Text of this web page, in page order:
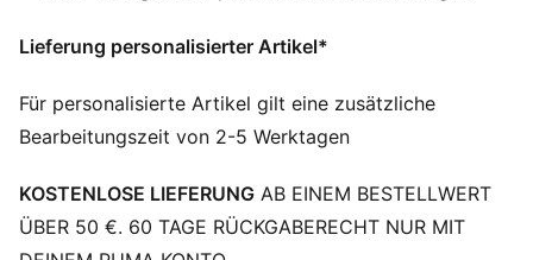
Lieferung personalisierter Artikel*
Für personalisierte Artikel gilt eine zusätzliche
Bearbeitungszeit von 2-5 Werktagen
KOSTENLOSE LIEFERUNG AB EINEM BESTELLWERT
ÜBER 50 €. 60 TAGE RÜCKGABERECHT NUR MIT